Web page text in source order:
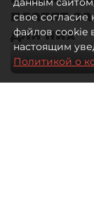
платят
для них
свое согласие
файлов cookie
настоящим
Политикой о